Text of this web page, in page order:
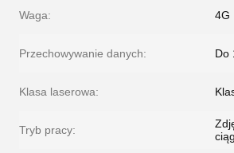
Waga: 4G
Przechowywanie danych: Do
Klasa laserowa:
Tryb pracy: